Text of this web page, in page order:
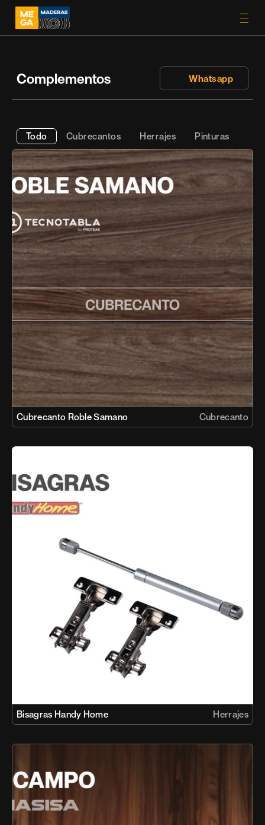
Complementos Whatsapp
Todo Cubrecantos Herrajes Pinturas
Cubrecanto Roble Samano Cubrecanto
Bisagras Handy Home Herrajes